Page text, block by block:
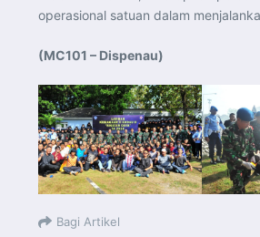
operasional satuan dalam
(MC101 – Dispenau)
Bagi Artikel